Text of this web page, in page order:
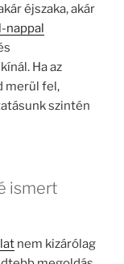
éjszaka, akár
nappal
Ha az
merül fel,
szintén
ismert
nem kizárólag